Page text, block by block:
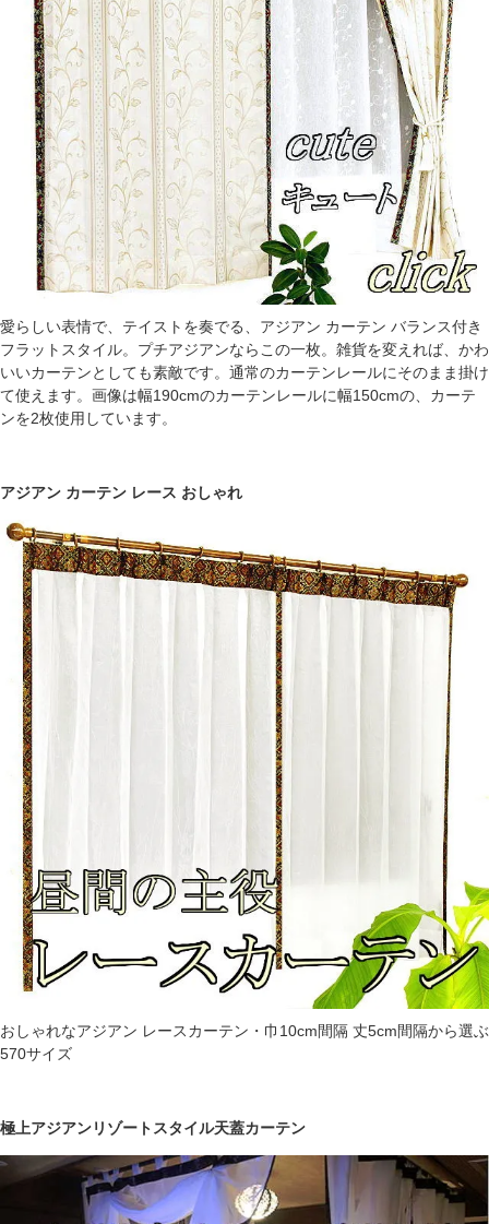
愛らしい表情で、テイストを奏でる、アジアン カーテン バランス付き
フラットスタイル。プチアジアンならこの一枚。雑貨を変えれば、かわ
いいカーテンとしても素敵です。通常のカーテンレールにそのまま掛け
て使えます。画像は幅190cmのカーテンレールに幅150cmの、カーテ
ンを2枚使用しています。
アジアン カーテン レース おしゃれ
おしゃれなアジアン レースカーテン・巾10cm間隔 丈5cm間隔から選ぶ
570サイズ
極上アジアンリゾートスタイル天蓋カーテン